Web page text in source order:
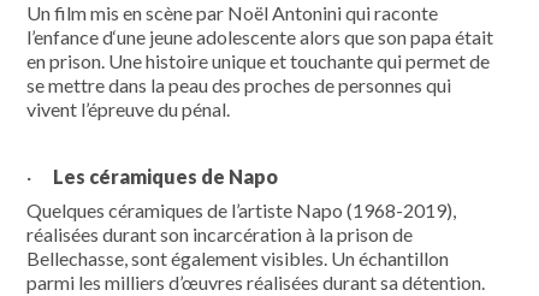
Un film mis en scène par Noël Antonini qui raconte
l’enfance d‘une jeune adolescente alors que son papa était
en prison. Une histoire unique et touchante qui permet de
se mettre dans la peau des proches de personnes qui
vivent l’épreuve du pénal.
·
Les céramiques de Napo
Quelques céramiques de l’artiste Napo (1968-2019),
réalisées durant son incarcération à la prison de
Bellechasse, sont également visibles. Un échantillon
parmi les milliers d’œuvres réalisées durant sa détention.